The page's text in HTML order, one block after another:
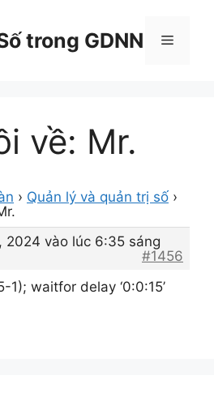
trong GDNN Menu
về: Mr.
› Quản lý và quản trị số ›
2024 vào lúc 6:35 sáng
#1456
1); waitfor delay ‘0:0:15’